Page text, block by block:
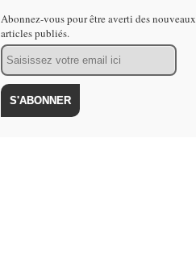
Abonnez-vous pour être averti des nouveaux
articles publiés.
Email